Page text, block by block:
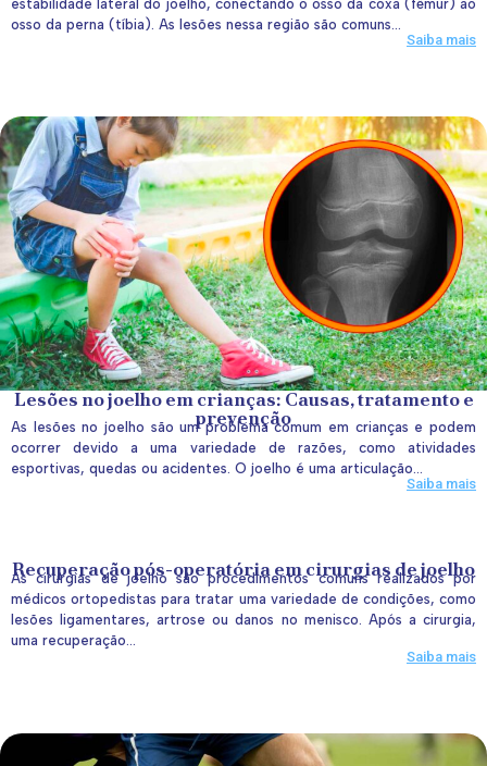
estabilidade lateral do joelho, conectando o osso da coxa (fêmur) ao
osso da perna (tíbia). As lesões nessa região são comuns...
Saiba mais
Lesões no joelho em crianças: Causas, tratamento e
prevenção
As lesões no joelho são um problema comum em crianças e podem
ocorrer devido a uma variedade de razões, como atividades
esportivas, quedas ou acidentes. O joelho é uma articulação...
Saiba mais
Recuperação pós-operatória em cirurgias de joelho
As cirurgias de joelho são procedimentos comuns realizados por
médicos ortopedistas para tratar uma variedade de condições, como
lesões ligamentares, artrose ou danos no menisco. Após a cirurgia,
uma recuperação...
Saiba mais